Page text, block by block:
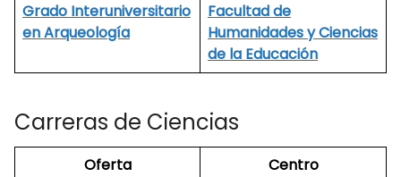
Grado Interuniversitario
en Arqueología
Facultad de
Humanidades y Ciencias
de la Educación
Carreras de Ciencias
Oferta Centro